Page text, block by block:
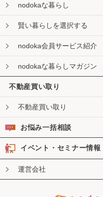
nodokaな暮らし
賢い暮らしを選択する
nodoka会員サービス紹介
nodokaな暮らしマガジン
不動産買い取り
不動産買い取り
お悩み一括相談
イベント・セミナー情報
運営会社